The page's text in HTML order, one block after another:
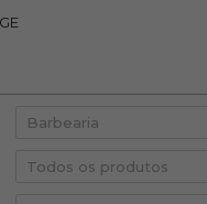
ficar por dentro